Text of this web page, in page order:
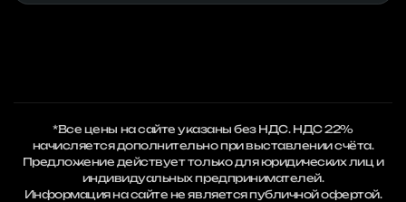
*Все цены на сайте указаны без НДС. НДС 22%
начисляется дополнительно при выставлении счёта.
Предложение действует только для юридических лиц и
индивидуальных предпринимателей.
Информация на сайте не является публичной офертой.